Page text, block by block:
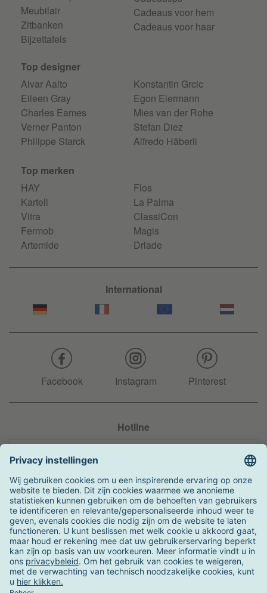
Meubilair
Zitbanken
Bijzettafels
Cadeaus voor hem
Cadeaus voor haar
Top designer
Alvar Aalto
Eileen Gray
Charles Eames
Verner Panton
Philippe Starck
Konstantin Grcic
Egon Eiermann
Mies van der Rohe
Stefan Diez
Alfredo Häberli
Top merken
HAY
Kartell
Vitra
Fermob
Artemide
Flos
La Palma
ClassiCon
Magis
Driade
International
Facebook Instagram Pinterest
Hotline
Zo kunt u betalen
Verzending